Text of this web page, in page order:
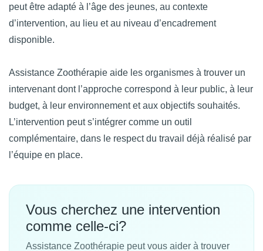
peut être adapté à l’âge des jeunes, au contexte
d’intervention, au lieu et au niveau d’encadrement
disponible.
Assistance Zoothérapie aide les organismes à trouver un
intervenant dont l’approche correspond à leur public, à leur
budget, à leur environnement et aux objectifs souhaités.
L’intervention peut s’intégrer comme un outil
complémentaire, dans le respect du travail déjà réalisé par
l’équipe en place.
Vous cherchez une intervention
comme celle-ci?
Assistance Zoothérapie peut vous aider à trouver